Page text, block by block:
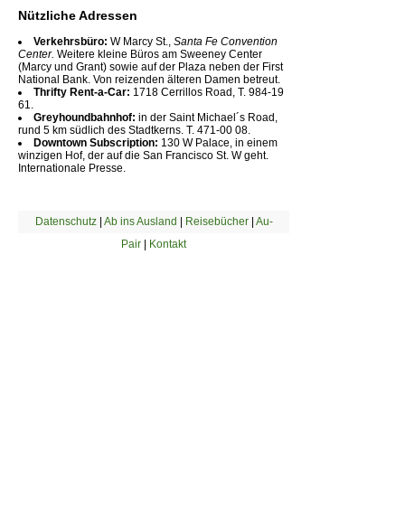
Nützliche Adressen
Verkehrsbüro: W Marcy St., Santa Fe Convention
Center. Weitere kleine Büros am Sweeney Center
(Marcy und Grant) sowie auf der Plaza neben der First
National Bank. Von reizenden älteren Damen betreut.
Thrifty Rent-a-Car: 1718 Cerrillos Road, T. 984-19
61.
Greyhoundbahnhof: in der Saint Michael´s Road,
rund 5 km südlich des Stadtkerns. T. 471-00 08.
Downtown Subscription: 130 W Palace, in einem
winzigen Hof, der auf die San Francisco St. W geht.
Internationale Presse.
Datenschutz| Ab ins Ausland | Reisebücher| Au-
Pair | Kontakt